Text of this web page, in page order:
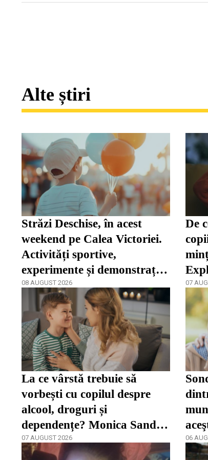
Alte știri
Străzi Deschise, în acest
weekend pe Calea Victoriei.
Activități sportive,
experimente și demonstrații
de pictură
08 AUGUST 2026
De
07
La ce vârstă trebuie să
vorbești cu copilul despre
alcool, droguri și
dependențe? Monica Sandu
spune că părinții încep prea
târziu
07 AUGUST 2026 06